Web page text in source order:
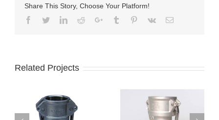
Share This Story, Choose Your Platform!
Facebook
TwitterLinkedIn
RedditGoogle+Tumblr Pinterest
Vk Email
Related Projects